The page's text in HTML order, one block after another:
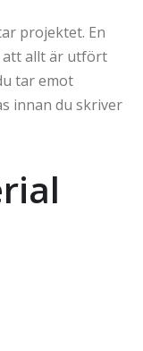
projektet. En
att allt är utfört
tar emot
innan du skriver